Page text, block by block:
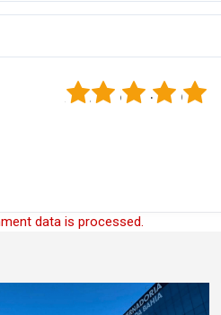
5
4
3
2
data is processed.